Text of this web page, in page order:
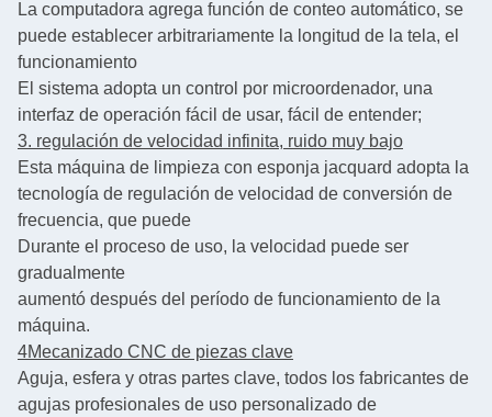
La computadora agrega función de conteo automático, se
puede establecer arbitrariamente la longitud de la tela, el
funcionamiento
El sistema adopta un control por microordenador, una
interfaz de operación fácil de usar, fácil de entender;
3. regulación de velocidad infinita, ruido muy bajo
Esta máquina de limpieza con esponja jacquard adopta la
tecnología de regulación de velocidad de conversión de
frecuencia, que puede
Durante el proceso de uso, la velocidad puede ser
gradualmente
aumentó después del período de funcionamiento de la
máquina.
4Mecanizado CNC de piezas clave
Aguja, esfera y otras partes clave, todos los fabricantes de
agujas profesionales de uso personalizado de